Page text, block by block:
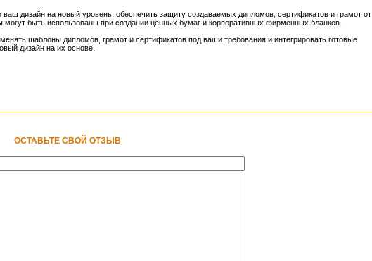
ваш дизайн на новый уровень, обеспечить защиту создаваемых дипломов, сертификатов и грамот от
быть использованы при создании ценных бумаг и корпоративных фирменных бланков.
шаблоны дипломов, грамот и сертификатов под ваши требования и интегрировать готовые
дизайн на их основе.
ОСТАВЬТЕ СВОЙ ОТЗЫВ